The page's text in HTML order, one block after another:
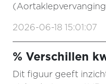
2026-06-18 15:01:07
% Verschillen
Dit figuur geeft